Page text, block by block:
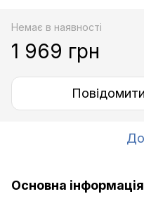
Немає в наявності
1 969 грн
Основна інформація